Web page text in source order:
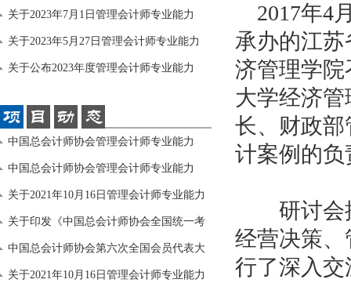
项目证
关于2023年7月1日管理会计师专业能力
（PCMA
关于2023年5月27日管理会计师专业能力
（PCM
关于公布2023年度管理会计师专业能力
中国总会计师协会管理会计师专业能力
（PCMA
中国总会计师协会管理会计师专业能力
（PCMA
关于2021年10月16日管理会计师专业能力
（PC
关于印发《中国总会计师协会全国统一考
试计
中国总会计师协会第六次全国会员代表大
会暨
关于2021年10月16日管理会计师专业能力
2017年4
承办的江
济管理学
大学经济
长、财政
计案例的
研讨会按
经营决策
行了深入